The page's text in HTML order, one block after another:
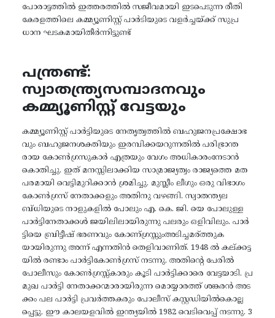
പോരാട്ടത്തിൽ ഇത്തരത്തിൽ സജീവമായി ഇടപെടുന്ന രീതി
കേരളത്തിലെ കമ്മ്യൂണിസ്റ്റ് പാർടിയുടെ വളർച്ചയ്ക്ക് സുപ്ര
ധാന ഘടകമായിതീർന്നിട്ടുണ്ട്
പന്ത്രണ്ട്:
സ്വാതന്ത്ര്യസമ്പാദനവും
കമ്മ്യൂണിസ്റ്റ് വേട്ടയും
കമ്മ്യൂണിസ്റ്റ് പാർട്ടിയുടെ നേതൃത്വത്തിൽ ബഹുജനപ്രക്ഷോഭ
വും ബഹുജനശക്തിയും ഇരമ്പിക്കയറുന്നതിൽ പരിഭ്രാന്ത
രായ കോൺഗ്രസുകാർ എത്രയും വേഗം അധികാരംനേടാൻ
കൊതിച്ചു. ഇത് മനസ്സിലാക്കിയ സാമ്രാജ്യത്വം രാജ്യത്തെ മത
പരമായി വെട്ടിമുറിക്കാൻ ശ്രമിച്ചു. മുസ്ലീം ലീഗും ഒരു വിഭാഗം
കോൺഗ്രസ് നേതാക്കളും അതിനു വഴങ്ങി. സ്വാതന്ത്യല
ബ്ധിയുടെ നാളുകളിൽ പോലും എ. കെ. ജി. യെ പോലുള്ള
പാർട്ടിനേതാക്കൾ ജയിലിലായിരുന്നു പലരും ഒളിവിലും. പാർ
ട്ടിയെ ബ്രിട്ടീഷ് ഭരണവും കോണ്ഗ്രസ്സുംഅടിച്ചമര്ത്തുക
യായിരുന്നു അന്ന് എന്നതിൻ തെളിവാണിത്. 1948 ൽ കല്ക്കട്ട
യിൽ രണ്ടാം പാർട്ടികോൺഗ്രസ് നടന്നു. അതിന്റെ പേരിൽ
പോലീസും കോൺഗ്രസ്സ്കാരും കൂടി പാർട്ടിക്കാരെ വേട്ടയാടി. പ്ര
മുഖ പാർട്ടി നേതാക്കന്മാരായിരുന്ന മൊയ്യാരത്ത് ശങ്കരൻ അട
ക്കം പല പാർട്ടി പ്രവർത്തകരും പോലീസ് കസ്റ്റഡിയിൽകൊല്ല
പ്പെട്ടു. ഈ കാലയളവിൽ ഇന്ത്യയിൽ 1982 വെടിവെപ്പ് നടന്നു. 3